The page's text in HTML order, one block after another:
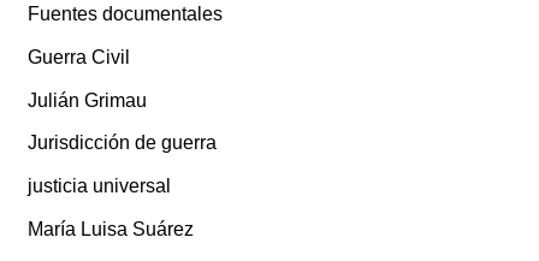
Fuentes documentales
Guerra Civil
Julián Grimau
Jurisdicción de guerra
justicia universal
María Luisa Suárez